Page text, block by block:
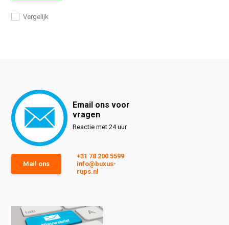
Vergelijk
Email ons voor
vragen
Reactie met 24 uur
Mail ons
+31 78 200 5599
info@buxus-
rups.nl